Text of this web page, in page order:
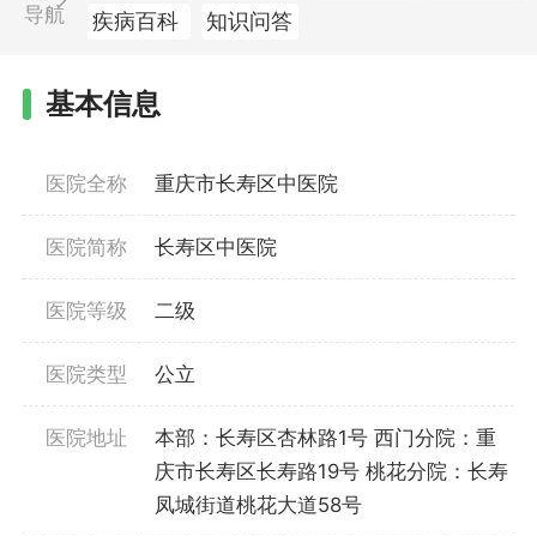
导航
疾病百科
知识问答
基本信息
医院全称 重庆市长寿区中医院
医院简称 长寿区中医院
医院等级 二级
医院类型 公立
医院地址
本部：长寿区杏林路1号 西门分院：重
庆市长寿区长寿路19号 桃花分院：长寿
凤城街道桃花大道58号